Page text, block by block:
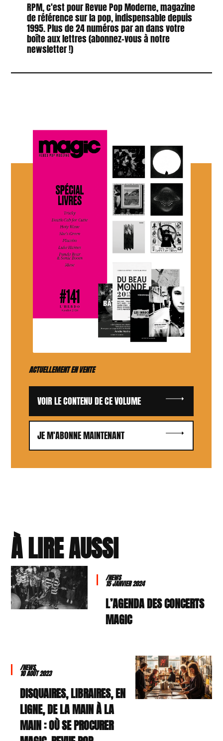
RPM, c'est pour Revue Pop Moderne, magazine
de référence sur la pop, indispensable depuis
1995. Plus de 24 numéros par an dans votre
boîte aux lettres (abonnez-vous à notre
newsletter !)
ACTUELLEMENT EN VENTE
VOIR LE CONTENU DE CE VOLUME
JE M'ABONNE MAINTENANT
À LIRE AUSSI
/NEWS
15 JANVIER 2024
L’AGENDA DES CONCERTS
MAGIC
/NEWS
10 AOÛT 2023
DISQUAIRES, LIBRAIRES, EN
LIGNE, DE LA MAIN À LA
MAIN : OÙ SE PROCURER